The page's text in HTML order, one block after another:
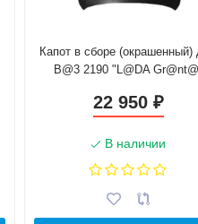
Капот в сборе (окрашенный)
B@3 2190 "L@DA
Челны
22 950 ₽
В наличии